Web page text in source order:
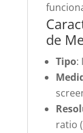
de
Tipo:
ratio